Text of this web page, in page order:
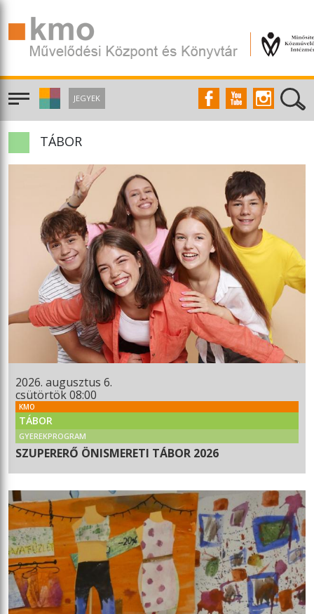
JEGYEK
TÁBOR
2026. augusztus 6.
csütörtök 08:00
KMO
TÁBOR
GYEREKPROGRAM
SZUPERERŐ ÖNISMERETI TÁBOR 2026